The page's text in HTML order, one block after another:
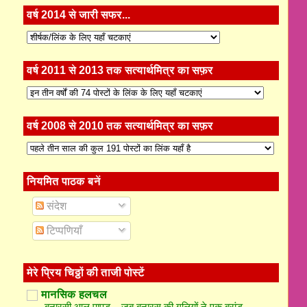
वर्ष 2014 से जारी सफर...
वर्ष 2011 से 2013 तक सत्यार्थमित्र का सफ़र
वर्ष 2008 से 2010 तक सत्यार्थमित्र का सफ़र
नियमित पाठक बनें
संदेश
टिप्पणियाँ
मेरे प्रिय चिठ्ठों की ताजी पोस्टें
मानसिक हलचल